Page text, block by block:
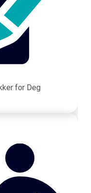
for Deg